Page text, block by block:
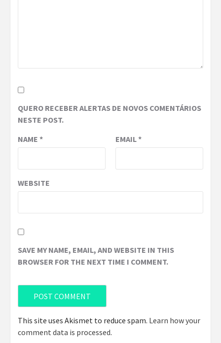
QUERO RECEBER ALERTAS DE NOVOS COMENTÁRIOS
NESTE POST.
NAME * EMAIL*
WEBSITE
SAVE MY NAME, EMAIL, AND WEBSITE IN THIS
BROWSER FOR THE NEXT TIME I COMMENT.
This site uses Akismet to reduce spam. Learn how your
comment data is processed.